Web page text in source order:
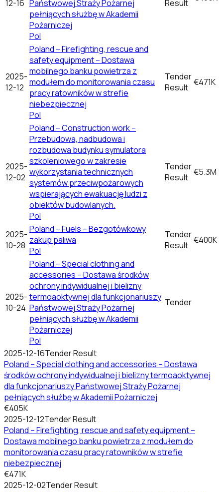
12-16 Państwowej Straży Pożarnej
pełniących służbę w Akademii
Pożarniczej
Pol
Result
2025-
12-12
Poland – Firefighting, rescue and
safety equipment – Dostawa
mobilnego banku powietrza z
modułem do monitorowania czasu
pracy ratowników w strefie
niebezpiecznej
Pol
Tender
Result €471K
2025-
12-02
Poland – Construction work –
Przebudowa, nadbudowa i
rozbudowa budynku symulatora
szkoleniowego w zakresie
wykorzystania technicznych
systemów przeciwpożarowych
wspierających ewakuację ludzi z
obiektów budowlanych.
Pol
Tender
Result €5.3M
2025-
10-28
Poland – Fuels – Bezgotówkowy
zakup paliwa
Pol
Tender
Result €400K
2025-
10-24
Poland – Special clothing and
accessories – Dostawa środków
ochrony indywidualnej i bielizny
termoaoktywnej dla funkcjonariuszy
Państwowej Straży Pożarnej
pełniących służbę w Akademii
Pożarniczej
Pol
Tender
2025-12-16Tender Result
Poland – Special clothing and accessories – Dostawa
środków ochrony indywidualnej i bielizny termoaoktywnej
dla funkcjonariuszy Państwowej Straży Pożarnej
pełniących służbę w Akademii Pożarniczej
€405K
2025-12-12Tender Result
Poland – Firefighting, rescue and safety equipment –
Dostawa mobilnego banku powietrza z modułem do
monitorowania czasu pracy ratowników w strefie
niebezpiecznej
€471K
2025-12-02Tender Result